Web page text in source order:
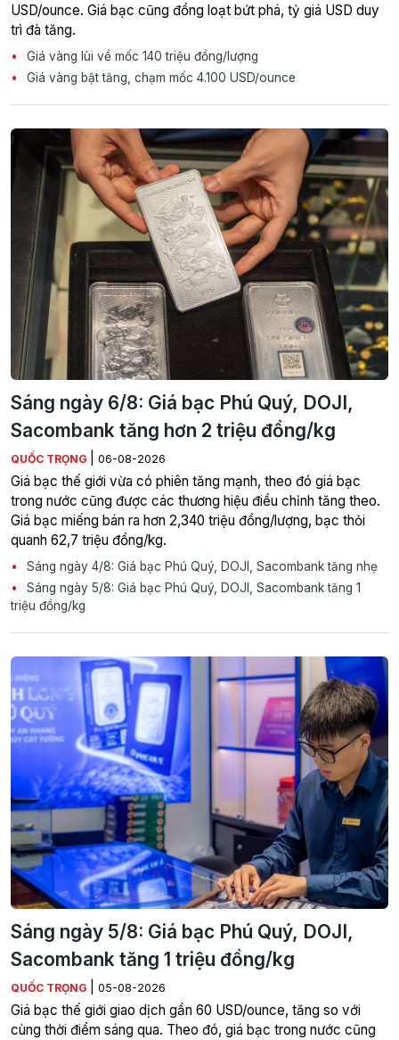
USD/ounce. Giá bạc cũng đồng loạt bứt phá, tỷ giá USD duy
trì đà tăng.
Giá vàng lùi về mốc 140 triệu đồng/lượng
Giá vàng bật tăng, chạm mốc 4.100 USD/ounce
Sáng ngày 6/8: Giá bạc Phú Quý, DOJI,
Sacombank tăng hơn 2 triệu đồng/kg
QUỐC TRỌNG 06-08-2026
Giá bạc thế giới vừa có phiên tăng mạnh, theo đó giá bạc
trong nước cũng được các thương hiệu điều chỉnh tăng theo.
Giá bạc miếng bán ra hơn 2,340 triệu đồng/lượng, bạc thỏi
quanh 62,7 triệu đồng/kg.
Sáng ngày 4/8: Giá bạc Phú Quý, DOJI, Sacombank tăng nhẹ
Sáng ngày 5/8: Giá bạc Phú Quý, DOJI, Sacombank tăng 1
triệu đồng/kg
Sáng ngày 5/8: Giá bạc Phú Quý, DOJI,
Sacombank tăng 1 triệu đồng/kg
QUỐC TRỌNG 05-08-2026
Giá bạc thế giới giao dịch gần 60 USD/ounce, tăng so với
cùng thời điểm sáng qua. Theo đó, giá bạc trong nước cũng